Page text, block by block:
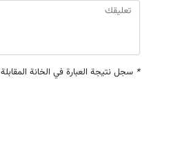
* سجل نتيجة العبارة في الخانة المقابلة